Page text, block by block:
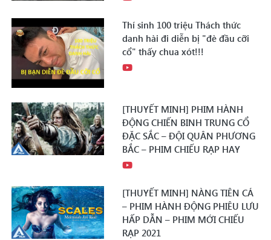
Thí sinh 100 triệu Thách thức
danh hài đi diễn bị "đè đầu cỡi
cổ" thấy chua xót!!!
[THUYẾT MINH] PHIM HÀNH
ĐỘNG CHIẾN BINH TRUNG CỔ
ĐẶC SẮC – ĐỘI QUÂN PHƯƠNG
BẮC – PHIM CHIẾU RẠP HAY
[THUYẾT MINH] NÀNG TIÊN CÁ
– PHIM HÀNH ĐỘNG PHIÊU LƯU
HẤP DẪN – PHIM MỚI CHIẾU
RẠP 2021